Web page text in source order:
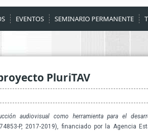
EVENTOS SEMINARIO PERMANENTE
PluriTAV
audiovisual como herramienta para el
P, 2017-2019), financiado por la Agencia